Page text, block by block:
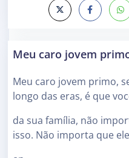
Meu caro jovem
Meu caro jovem primo,
longo das eras, é que
da sua família, não
isso. Não importa que